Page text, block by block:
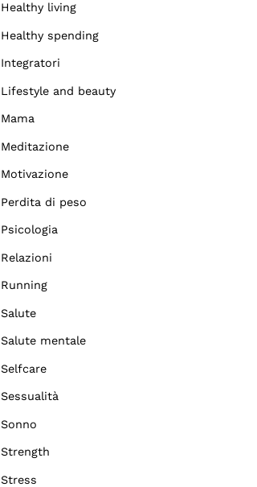
Healthy living
Healthy spending
Integratori
Lifestyle and beauty
Mama
Meditazione
Motivazione
Perdita di peso
Psicologia
Relazioni
Running
Salute
Salute mentale
Selfcare
Sessualità
Sonno
Strength
Stress